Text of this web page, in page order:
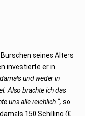
seines Alters
investierte er in
und weder in
Also brachte ich das
uns alle reichlich.“, so
150 Schilling (€